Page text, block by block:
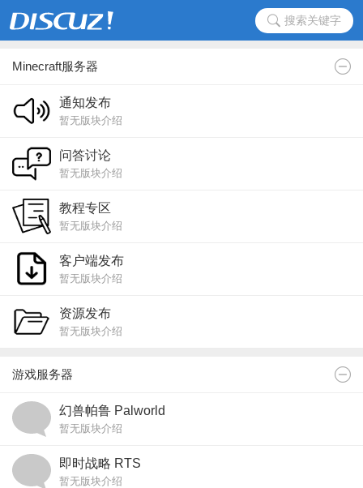
搜索关键字
Minecraft服务器
通知发布
暂无版块介绍
问答讨论
暂无版块介绍
教程专区
暂无版块介绍
客户端发布
暂无版块介绍
资源发布
暂无版块介绍
游戏服务器
幻兽帕鲁 Palworld
暂无版块介绍
即时战略 RTS
暂无版块介绍